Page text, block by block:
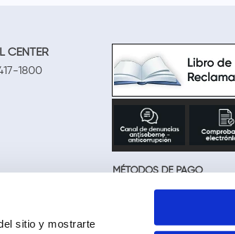
sitio y mostrarte
CENTER
1800
MÉTODOS DE PAGO